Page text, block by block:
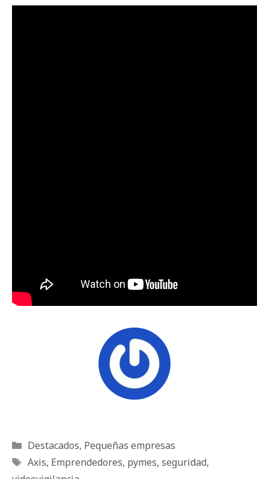
Categorías
Destacados, Pequeñas empresas
Etiquetas
Axis, Emprendedores, pymes, seguridad,